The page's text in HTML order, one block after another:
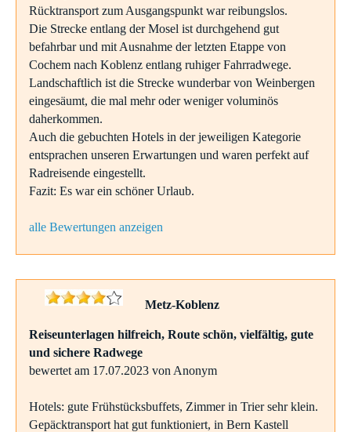
Rücktransport zum Ausgangspunkt war reibungslos.
Die Strecke entlang der Mosel ist durchgehend gut
befahrbar und mit Ausnahme der letzten Etappe von
Cochem nach Koblenz entlang ruhiger Fahrradwege.
Landschaftlich ist die Strecke wunderbar von Weinbergen
eingesäumt, die mal mehr oder weniger voluminös
daherkommen.
Auch die gebuchten Hotels in der jeweiligen Kategorie
entsprachen unseren Erwartungen und waren perfekt auf
Radreisende eingestellt.
Fazit: Es war ein schöner Urlaub.
alle Bewertungen anzeigen
Metz-Koblenz
Reiseunterlagen hilfreich, Route schön, vielfältig, gute
und sichere Radwege
bewertet am 17.07.2023 von Anonym
Hotels: gute Frühstücksbuffets, Zimmer in Trier sehr klein.
Gepäcktransport hat gut funktioniert, in Bern Kastell